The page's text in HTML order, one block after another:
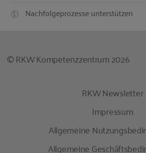
Nachfolgeprozesse unterstützen
© RKW Kompetenzzentrum 2026
RKW Newsletter
Impressum
Allgemeine
Allgemeine